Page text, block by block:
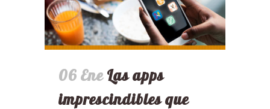
06 Ene Las apps
imprescindibles que